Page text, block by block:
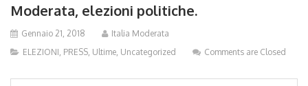
Moderata, elezioni politiche.
Gennaio 21, 2018
Italia Moderata
ELEZIONI PRESS Ultime Uncategorized Comments are Closed